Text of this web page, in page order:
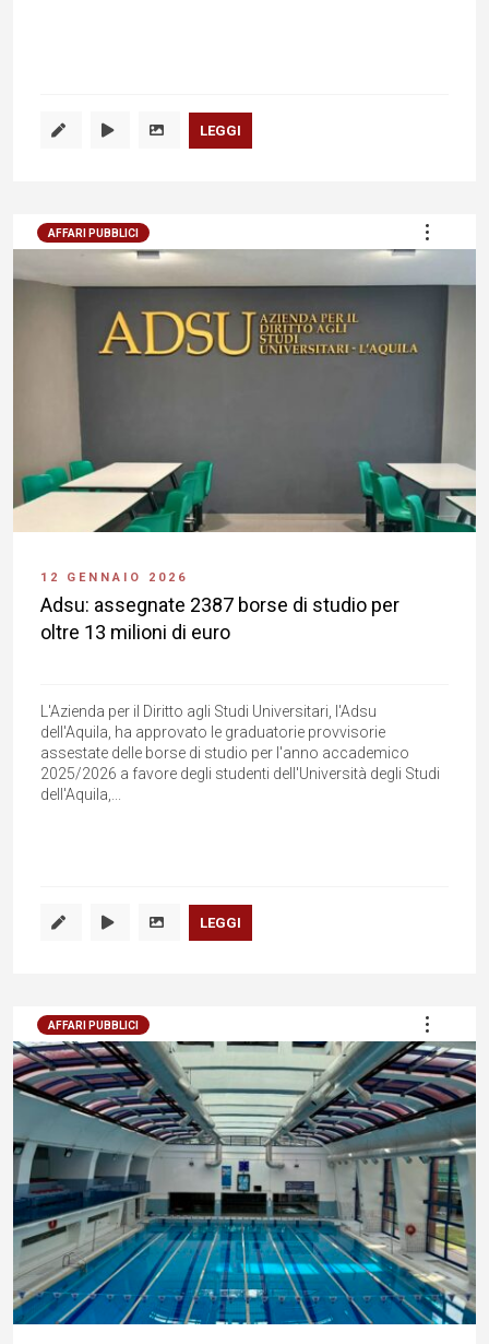
LEGGI
AFFARI PUBBLICI
12 GENNAIO 2026
Adsu: assegnate 2387 borse di studio per
oltre 13 milioni di euro
L'Azienda per il Diritto agli Studi Universitari, l'Adsu
dell'Aquila, ha approvato le graduatorie provvisorie
assestate delle borse di studio per l'anno accademico
2025/2026 a favore degli studenti dell'Università degli Studi
dell'Aquila,...
LEGGI
AFFARI PUBBLICI